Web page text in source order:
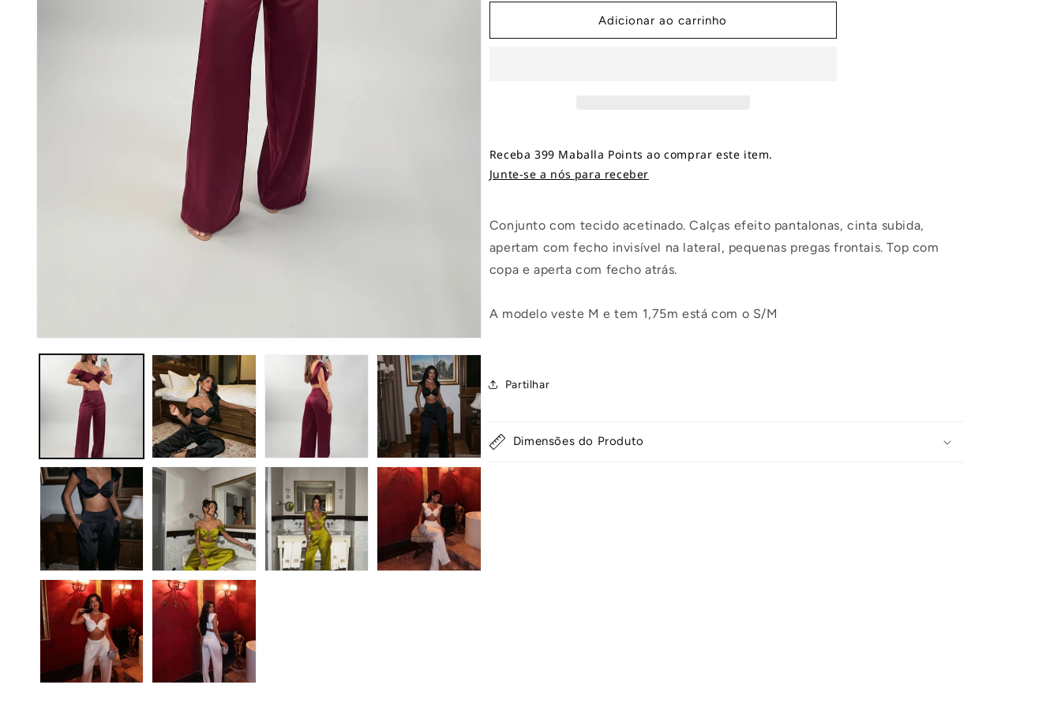
Adicionar ao carrinho
Receba 399 Maballa Points ao comprar este item.
Junte-se a nós para receber
Conjunto com tecido acetinado. Calças efeito pantalonas, cinta subida,
apertam com fecho invisível na lateral, pequenas pregas frontais. Top com
copa e aperta com fecho atrás.
A modelo veste M e tem 1,75m está com o S/M
Partilhar
Dimensões do Produto